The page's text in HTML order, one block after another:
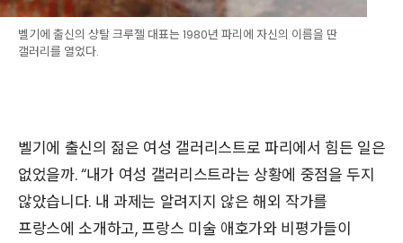
벨기에 출신의 샹탈 크루젤 대표는 1980년 파리에 자신의 이름을 딴
갤러리를 열었다.
벨기에 출신의 젊은 여성 갤러리스트로 파리에서 힘든 일은
없었을까. “내가 여성 갤러리스트라는 상황에 중점을 두지
않았습니다. 내 과제는 알려지지 않은 해외 작가를
프랑스에 소개하고, 프랑스 미술 애호가와 비평가들이